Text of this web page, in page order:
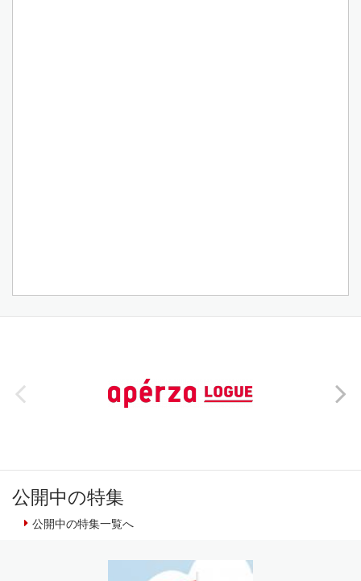
公開中の特集
公開中の特集一覧へ